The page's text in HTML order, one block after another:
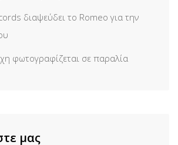
διαψεύδει το Romeo για την
φωτογραφίζεται σε παραλία
μας